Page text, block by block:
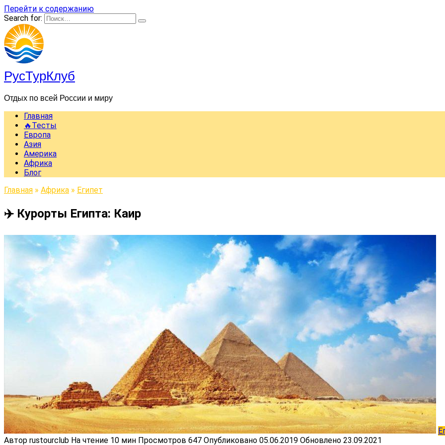
Перейти к содержанию
Search for:
РусТурКлуб
Отдых по всей России и миру
Главная
🔥Тесты
Европа
Азия
Америка
Африка
Блог
Главная » Африка » Египет
✈️ Курорты Египта: Каир
Автор rustourclub На чтение 10 мин Просмотров 647 Опубликовано 05.06.2019 Обновлено 23.09.2021